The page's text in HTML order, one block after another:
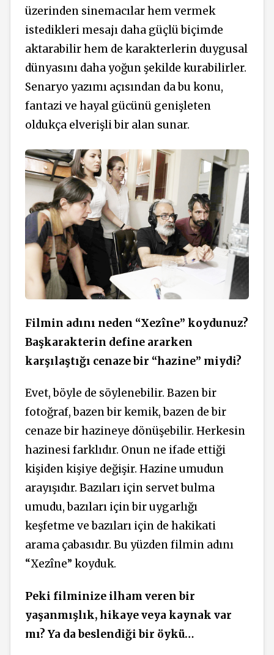
üzerinden sinemacılar hem vermek
istedikleri mesajı daha güçlü biçimde
aktarabilir hem de karakterlerin duygusal
dünyasını daha yoğun şekilde kurabilirler.
Senaryo yazımı açısından da bu konu,
fantazi ve hayal gücünü genişleten
oldukça elverişli bir alan sunar.
Filmin adını neden “Xezîne” koydunuz?
Başkarakterin define ararken
karşılaştığı cenaze bir “hazine” miydi?
Evet, böyle de söylenebilir. Bazen bir
fotoğraf, bazen bir kemik, bazen de bir
cenaze bir hazineye dönüşebilir. Herkesin
hazinesi farklıdır. Onun ne ifade ettiği
kişiden kişiye değişir. Hazine umudun
arayışıdır. Bazıları için servet bulma
umudu, bazıları için bir uygarlığı
keşfetme ve bazıları için de hakikati
arama çabasıdır. Bu yüzden filmin adını
“Xezîne” koyduk.
Peki filminize ilham veren bir
yaşanmışlık, hikaye veya kaynak var
mı? Ya da beslendiği bir öykü…